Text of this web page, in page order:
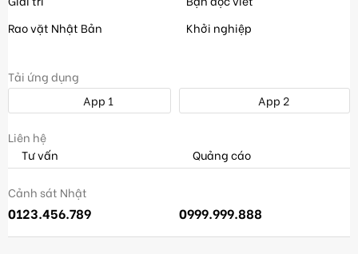
Rao vặt Nhật Bản
Khởi nghiệp
Tải ứng dụng
App 1
App 2
Liên hệ
Tư vấn
Quảng cáo
Cảnh sát Nhật
0123.456.789 0999.999.888